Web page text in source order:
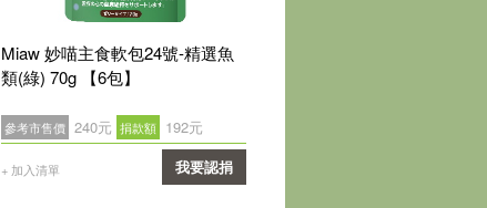
Miaw 妙喵主食軟包24號-精選魚
類(綠) 70g 【6包】
參考市售價 240元 捐款額 192元
+ 加入清單 我要認捐